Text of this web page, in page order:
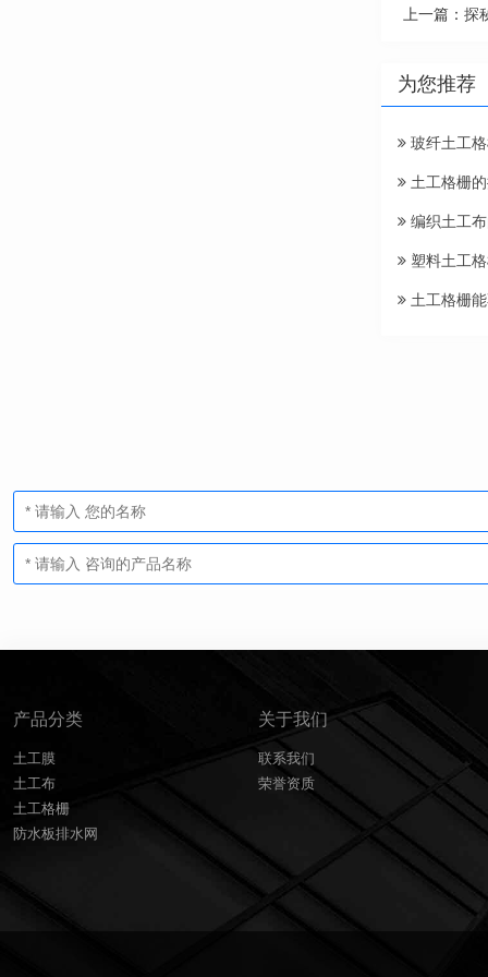
上一篇： 探
为您推荐
玻纤土工格
土工格栅
编织土工
塑料土工格
土工格栅
产品分类
土工膜
土工布
土工格栅
防水板排水网
关于我们
联系我们
荣誉资质